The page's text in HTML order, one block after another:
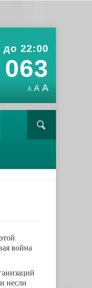
22:00
A A A
война
несли